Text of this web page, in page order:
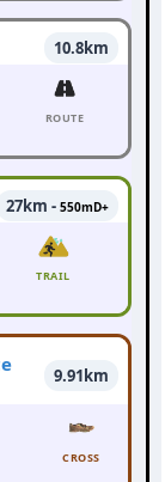
10.8km
ROUTE
27km - 550mD+
TRAIL
9.91km
CROSS